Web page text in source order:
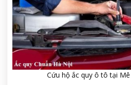
Cứu hộ ắc quy ô tô tại